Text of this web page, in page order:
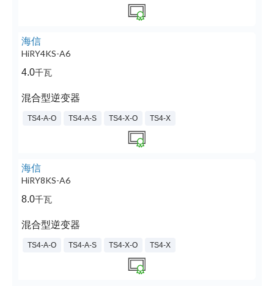
海信
HiRY4KS-A6
4.0千瓦
混合型逆变器
TS4-A-O TS4-A-S TS4-X-O TS4-X
海信
HiRY8KS-A6
8.0千瓦
混合型逆变器
TS4-A-O TS4-A-S TS4-X-O TS4-X